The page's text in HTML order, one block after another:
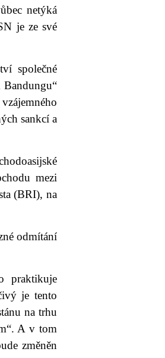
netýká
je ze své
společné
sankcí a
mezi
(BRI), na
odmítání
praktikuje
je tento
na trhu
A v tom
změněn